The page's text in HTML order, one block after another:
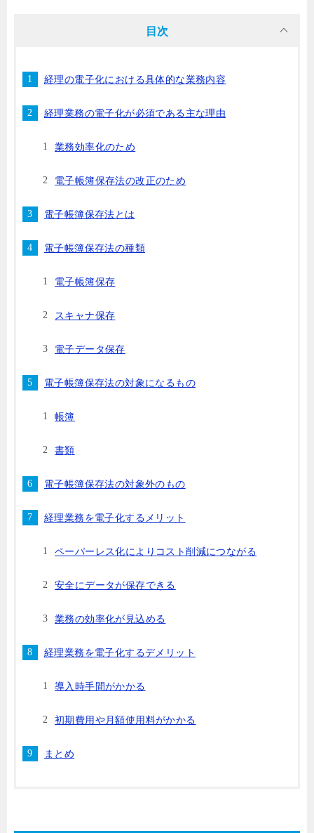
目次
経理の電子化における具体的な業務内容
経理業務の電子化が必須である主な理由
業務効率化のため
電子帳簿保存法の改正のため
電子帳簿保存法とは
電子帳簿保存法の種類
電子帳簿保存
スキャナ保存
電子データ保存
電子帳簿保存法の対象になるもの
帳簿
書類
電子帳簿保存法の対象外のもの
経理業務を電子化するメリット
ペーパーレス化によりコスト削減につながる
安全にデータが保存できる
業務の効率化が見込める
経理業務を電子化するデメリット
導入時手間がかかる
初期費用や月額使用料がかかる
まとめ